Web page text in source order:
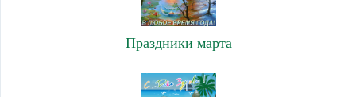
Праздники марта